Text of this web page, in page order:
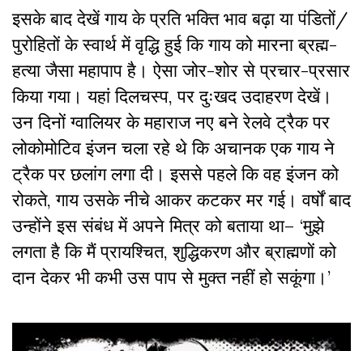
इसके बाद देखें गाय के प्रति भक्ति भाव बढ़ा या पंडितों/
पुरोहितों के स्वार्थ में वृद्धि हुई कि गाय को मारना ब्रह्म-
हत्या जैसा महापाप है। ऐसा जोर-शोर से प्रचार-प्रसार
किया गया। यहां दिलचस्प, पर दुःखद उदाहरण देखें।
उन दिनों ग्वालियर के महाराज नए बने रेलवे ट्रैक पर
लोकोमोटिव इंजन चला रहे थे कि अचानक एक गाय ने
ट्रैक पर छलांग लगा दी। इससे पहले कि वह इंजन को
रोकते, गाय उसके नीचे आकर कटकर मर गई। वर्षों बाद
उन्होंने इस संबंध में अपने मित्र को बताया था– ‘मुझे
लगता है कि मैं प्रायश्चित, शुद्धिकरण और ब्राह्मणों को
दान देकर भी कभी उस पाप से मुक्त नहीं हो सकूंगा।’